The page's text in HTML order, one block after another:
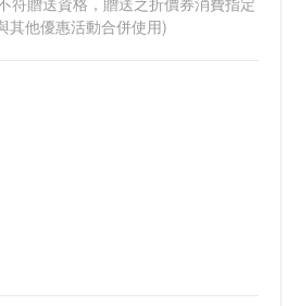
其他優惠活動合併使用)